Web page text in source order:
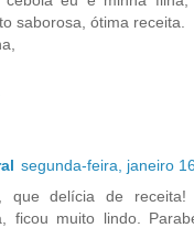
saborosa, ótima receita.
segunda-feira, janeiro
que delícia de receita!
ficou muito lindo.